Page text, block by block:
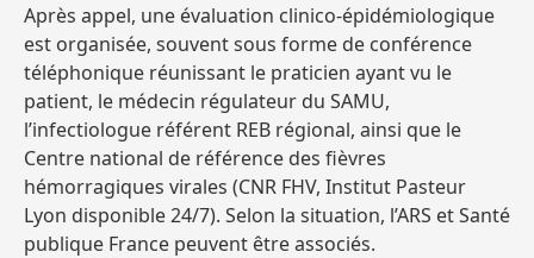
Après appel, une évaluation clinico‑épidémiologique
est organisée, souvent sous forme de conférence
téléphonique réunissant le praticien ayant vu le
patient, le médecin régulateur du SAMU,
l’infectiologue référent REB régional, ainsi que le
Centre national de référence des fièvres
hémorragiques virales (CNR FHV, Institut Pasteur
Lyon disponible 24/7). Selon la situation, l’ARS et Santé
publique France peuvent être associés.